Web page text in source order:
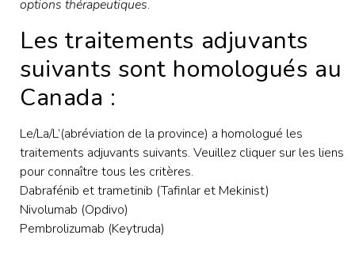
options thérapeutiques.
Les traitements adjuvants
suivants sont homologués au
Canada :
Le/La/L’(abréviation de la province) a homologué les
traitements adjuvants suivants. Veuillez cliquer sur les liens
pour connaître tous les critères.
Dabrafénib et trametinib (Tafinlar et Mekinist)
Nivolumab (Opdivo)
Pembrolizumab (Keytruda)